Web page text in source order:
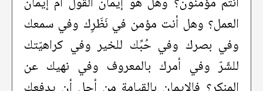
العمل؟ وهل أنت مؤمن في نَظَرِك وفي سمعك
وفي بصرك وفي حُبِّك للخير وفي كراهيّتك
للشّرّ وفي أمرك بالمعروف وفي نهيك عن